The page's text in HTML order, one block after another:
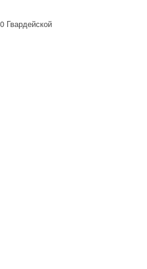
Гвардейской